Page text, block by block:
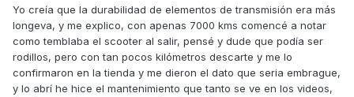
Yo creía que la durabilidad de elementos de transmisión era más
longeva, y me explico, con apenas 7000 kms comencé a notar
como temblaba el scooter al salir, pensé y dude que podía ser
rodillos, pero con tan pocos kilómetros descarte y me lo
confirmaron en la tienda y me dieron el dato que seria embrague,
y lo abrí he hice el mantenimiento que tanto se ve en los videos,